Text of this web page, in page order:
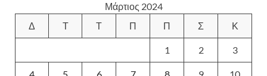
Μάρτιος 2024
Δ
Τ Τ Π Π Σ Κ
1 2 3